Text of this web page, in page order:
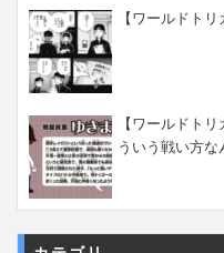
【ワールドト
【ワールドト
ういう戦い方な